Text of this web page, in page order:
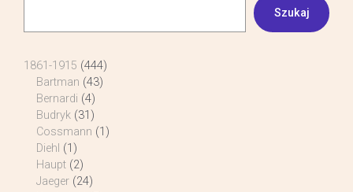
Szukaj
1861-1915 (444)
Bartman (43)
Bernardi (4)
Budryk (31)
Cossmann (1)
Diehl (1)
Haupt (2)
Jaeger (24)